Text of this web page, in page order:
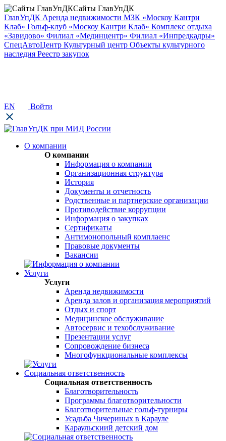
Сайты ГлавУпДК
ГлавУпДК Аренда недвижимости МЗК «Москоу Кантри
Клаб» Гольф-клуб «Москоу Кантри Клаб» Комплекс отдыха
«Завидово» Филиал «Мединцентр» Филиал «Инпредкадры»
СпецАвтоЦентр Культурный центр Объекты культурного
наследия Реестр закупок
EN Войти
О компании
О компании
Информация о компании
Организационная структура
История
Документы и отчетность
Родственные и партнерские организации
Противодействие коррупции
Информация о закупках
Сертификаты
Антимонопольный комплаенс
Правовые документы
Вакансии
Услуги
Услуги
Аренда недвижимости
Аренда залов и организация мероприятий
Отдых и спорт
Медицинское обслуживание
Автосервис и техобслуживание
Презентации услуг
Сопровождение бизнеса
Многофункциональные комплексы
Социальная ответственность
Социальная ответственность
Благотворительность
Программы благотворительности
Благотворительные гольф-турниры
Усадьба Чичериных в Карауле
Караульскиий детский дом